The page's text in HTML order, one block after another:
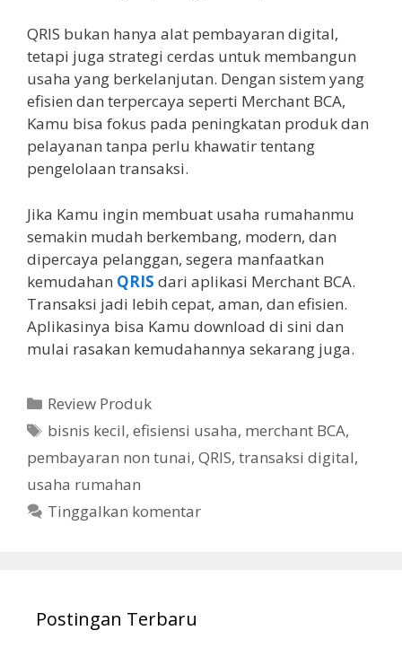
QRIS bukan hanya alat pembayaran digital,
tetapi juga strategi cerdas untuk membangun
usaha yang berkelanjutan. Dengan sistem yang
efisien dan terpercaya seperti Merchant BCA,
Kamu bisa fokus pada peningkatan produk dan
pelayanan tanpa perlu khawatir tentang
pengelolaan transaksi.
Jika Kamu ingin membuat usaha rumahanmu
semakin mudah berkembang, modern, dan
dipercaya pelanggan, segera manfaatkan
kemudahan QRIS dari aplikasi Merchant BCA.
Transaksi jadi lebih cepat, aman, dan efisien.
Aplikasinya bisa Kamu download di sini dan
mulai rasakan kemudahannya sekarang juga.
Kategori
Review Produk
Tag
bisnis kecil,efisiensi usaha, merchant BCA,
pembayaran non tunai, QRIS, transaksi digital,
usaha rumahan
Tinggalkan komentar
Postingan Terbaru